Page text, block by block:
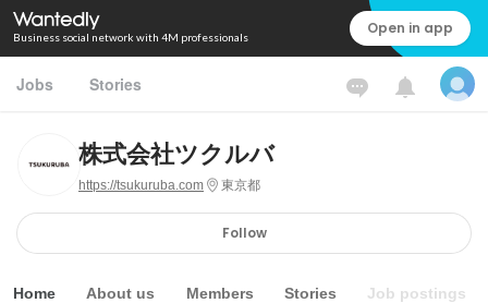
Business social network with 4M professionals Open in app
Jobs Stories
株式会社ツクルバ
https://tsukuruba.com 東京都
Follow
Home About us Members Stories Job postings